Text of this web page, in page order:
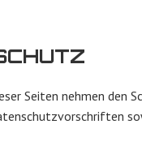
Seiten nehmen den